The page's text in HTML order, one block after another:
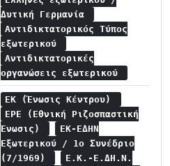
Δυτική Γερμανία
Αντιδικτατορικός Τύπος
εξωτερικού
Αντιδικτατορικές
οργανώσεις εξωτερικού
ΕΚ (Ένωσις Κέντρου)
ΕΡΕ (Εθνική Ριζοσπαστική
Ένωσις)
ΕΚ-ΕΔΗΝ
Εξωτερικού / 1ο Συνέδριο
(7/1969)
Ε.Κ.-Ε.ΔΗ.Ν.